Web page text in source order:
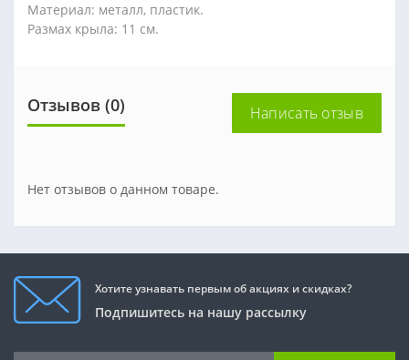
Материал: металл, пластик.
Размах крыла: 11 см.
Отзывов (0) Написать отзыв
Нет отзывов о данном товаре.
Хотите узнавать первым об акциях и скидках?
Подпишитесь на нашу рассылку